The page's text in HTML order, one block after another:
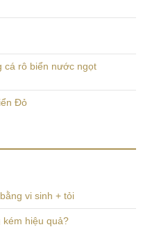
cá rô biển nước ngọt
Đỏ
vi sinh + tỏi
hiệu quả?